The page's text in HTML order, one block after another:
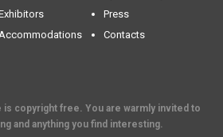
Press
Contacts
copyright free. You are warmly invited to
and anything you find interesting.